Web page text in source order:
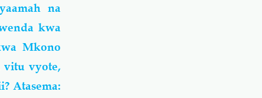
na
kwa
Mkono
vitu vyote,
Atasema: